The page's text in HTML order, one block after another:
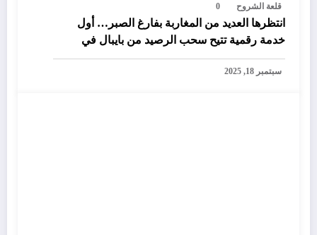
قلعة الشروح 0
انتظرها العديد من المغاربة بفارغ الصبر… أول
خدمة رقمية تتيح سحب الرصيد من بايبال في
المغرب
سبتمبر 18, 2025